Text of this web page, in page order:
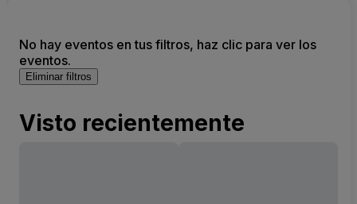
No hay eventos en tus filtros, haz clic para ver los
eventos.
Eliminar filtros
Visto recientemente